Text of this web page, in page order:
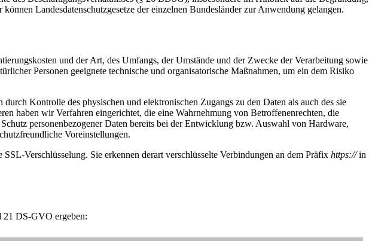
Landesdatenschutzgesetze der einzelnen Bundesländer zur Anwendung gelangen.
und der Art, des Umfangs, der Umstände und der Zwecke der Verarbeitung sowie
Personen geeignete technische und organisatorische Maßnahmen, um ein dem Risiko
Kontrolle des physischen und elektronischen Zugangs zu den Daten als auch des sie
haben wir Verfahren eingerichtet, die eine Wahrnehmung von Betroffenenrechten, die
personenbezogener Daten bereits bei der Entwicklung bzw. Auswahl von Hardware,
Voreinstellungen.
Verschlüsselung. Sie erkennen derart verschlüsselte Verbindungen an dem Präfix https://in
21 DS-GVO ergeben: